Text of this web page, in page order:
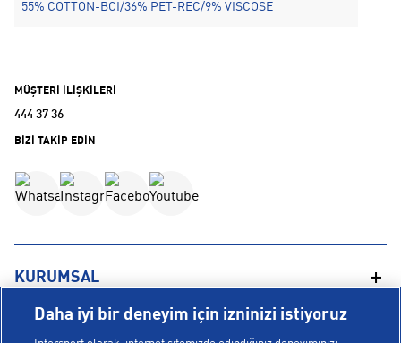
55% COTTON-BCI/36% PET-REC/9% VISCOSE
MÜŞTERİ İLİŞKİLERİ
444 37 36
BİZİ TAKİP EDİN
KURUMSAL
Hakkımızda
Daha iyi bir deneyim için izninizi istiyoruz